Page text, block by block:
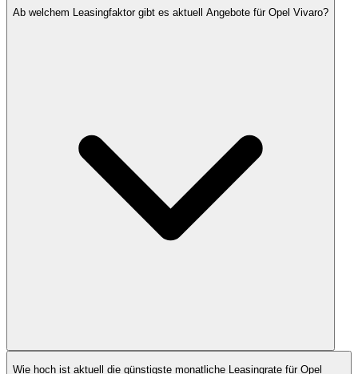
Ab welchem Leasingfaktor gibt es aktuell Angebote für Opel Vivaro?
Wie hoch ist aktuell die günstigste monatliche Leasingrate für Opel